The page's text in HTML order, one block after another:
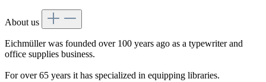
About us
Eichmüller was founded over 100 years ago as a typewriter and
office supplies business.
For over 65 years it has specialized in equipping libraries.